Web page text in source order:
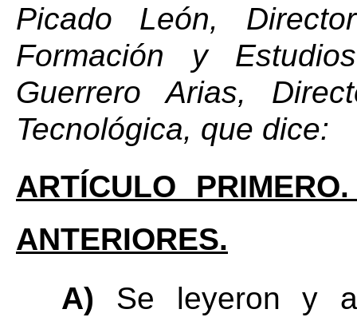
Picado León,
Formación y
Guerrero Arias,
Tecnológica, que dice:
ARTÍCULO
ANTERIORES.
A) Se leyeron y